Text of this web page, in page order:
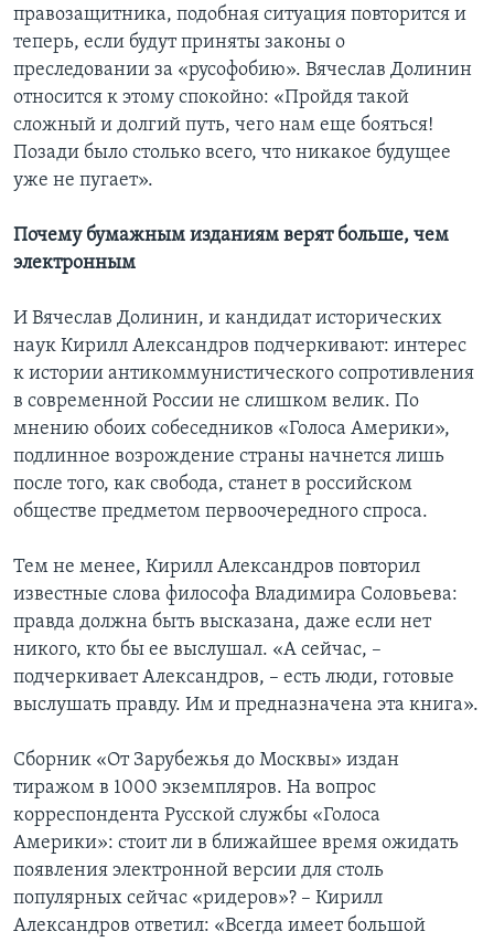
правозащитника, подобная ситуация повторится и
теперь, если будут приняты законы о
преследовании за «русофобию». Вячеслав Долинин
относится к этому спокойно: «Пройдя такой
сложный и долгий путь, чего нам еще бояться!
Позади было столько всего, что никакое будущее
уже не пугает».
Почему бумажным изданиям верят больше, чем
электронным
И Вячеслав Долинин, и кандидат исторических
наук Кирилл Александров подчеркивают: интерес
к истории антикоммунистического сопротивления
в современной России не слишком велик. По
мнению обоих собеседников «Голоса Америки»,
подлинное возрождение страны начнется лишь
после того, как свобода, станет в российском
обществе предметом первоочередного спроса.
Тем не менее, Кирилл Александров повторил
известные слова философа Владимира Соловьева:
правда должна быть высказана, даже если нет
никого, кто бы ее выслушал. «А сейчас, –
подчеркивает Александров, – есть люди, готовые
выслушать правду. Им и предназначена эта книга».
Сборник «От Зарубежья до Москвы» издан
тиражом в 1000 экземпляров. На вопрос
корреспондента Русской службы «Голоса
Америки»: стоит ли в ближайшее время ожидать
появления электронной версии для столь
популярных сейчас «ридеров»? – Кирилл
Александров ответил: «Всегда имеет большой